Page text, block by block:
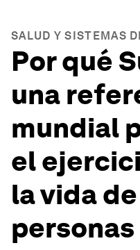
SALUD Y SISTEMAS
Por qué
una
mundial
el
la vida
personas